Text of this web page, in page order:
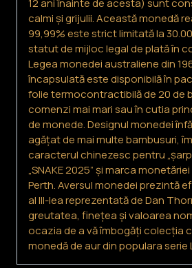
12 ani înainte de acesta) sunt
calmi și grijulii. Această monedă
99,99% este strict limitată la
statut de mijloc legal de plată în
Legea monedei australiene din
încapsulată este disponibilă în
folie termocontractibilă de 20 de
comenzi mai mari sau în cutia
de monede. Designul monedei
agățat de mai multe bambusuri,
caracterul chinezesc pentru
„SNAKE 2025” și marca
Perth. Aversul monedei prezintă
al III-lea reprezentată de Dan
greutatea, finețea și valoarea
ocazia de a vă îmbogăți colecția
monedă de aur din populara serie